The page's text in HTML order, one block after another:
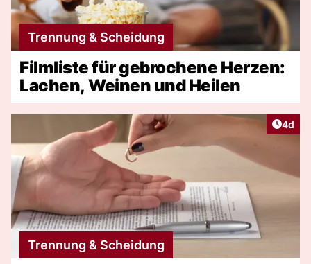
Trennung & Scheidung
Filmliste für gebrochene Herzen:
Lachen, Weinen und Heilen
4d
Trennung & Scheidung